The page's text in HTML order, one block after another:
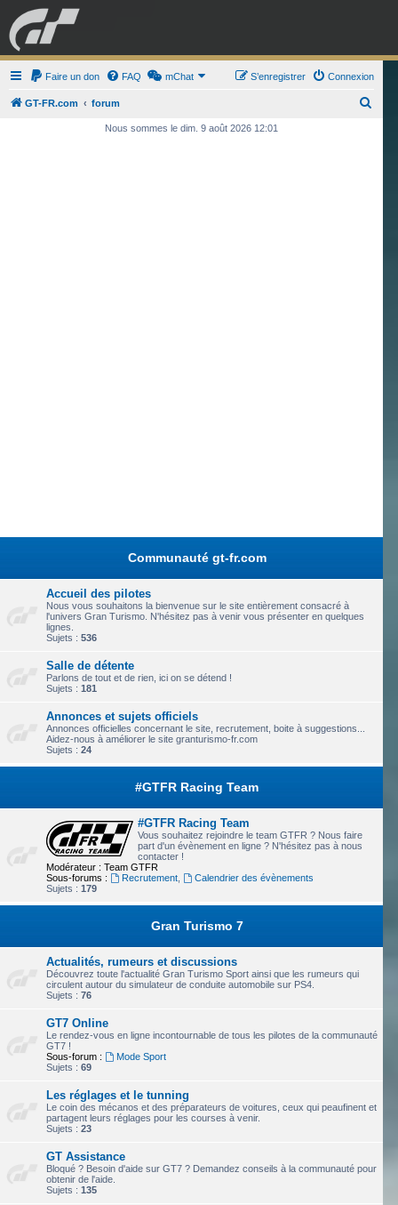
GRAN TURISMO FORUM
BOUTIQUE
Faire un don FAQ mChat Connexion
S’enregistrer
GT-FR.com forum
Nous sommes le dim. 9 août 2026 12:01
Communauté gt-fr.com
Accueil des pilotes
Nous vous souhaitons la bienvenue sur le site entièrement consacré à
l'univers Gran Turismo. N'hésitez pas à venir vous présenter en quelques
lignes.
Sujets : 536
Salle de détente
Parlons de tout et de rien, ici on se détend !
Sujets : 181
Annonces et sujets officiels
Annonces officielles concernant le site, recrutement, boite à suggestions...
Aidez-nous à améliorer le site granturismo-fr.com
Sujets : 24
#GTFR Racing Team
#GTFR Racing Team
Vous souhaitez rejoindre le team GTFR ? Nous faire
part d'un évènement en ligne ? N'hésitez pas à nous
contacter !
Modérateur : Team GTFR
Sous-forums :
Recrutement,
Calendrier des évènements
Sujets : 179
Gran Turismo 7
Actualités, rumeurs et discussions
Découvrez toute l'actualité Gran Turismo Sport ainsi que les rumeurs qui
circulent autour du simulateur de conduite automobile sur PS4.
Sujets : 76
GT7 Online
Le rendez-vous en ligne incontournable de tous les pilotes de la communauté
GT7 !
Sous-forum :
Mode Sport
Sujets : 69
Les réglages et le tunning
Le coin des mécanos et des préparateurs de voitures, ceux qui peaufinent et
partagent leurs réglages pour les courses à venir.
Sujets : 23
GT Assistance
Bloqué ? Besoin d'aide sur GT7 ? Demandez conseils à la communauté pour
obtenir de l'aide.
Sujets : 135